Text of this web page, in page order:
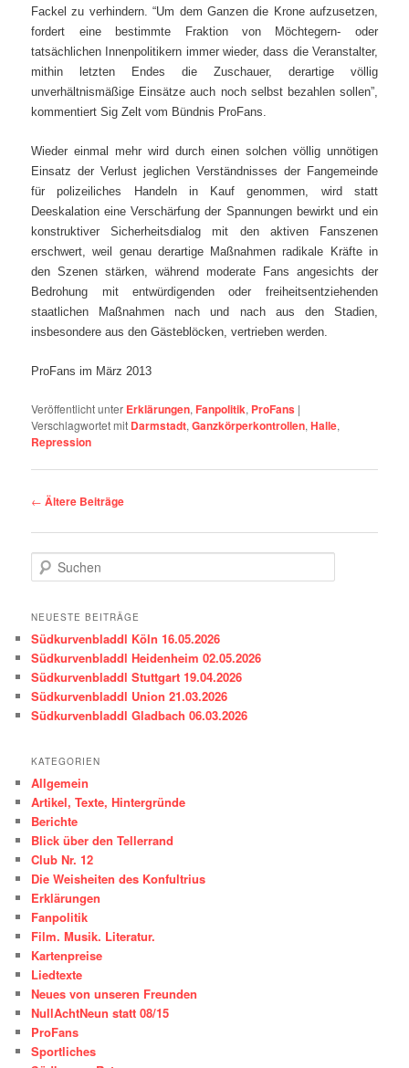
Fackel zu verhindern. “Um dem Ganzen die Krone aufzusetzen,
fordert eine bestimmte Fraktion von Möchtegern- oder
tatsächlichen Innenpolitikern immer wieder, dass die Veranstalter,
mithin letzten Endes die Zuschauer, derartige völlig
unverhältnismäßige Einsätze auch noch selbst bezahlen sollen”,
kommentiert Sig Zelt vom Bündnis ProFans.
Wieder einmal mehr wird durch einen solchen völlig unnötigen
Einsatz der Verlust jeglichen Verständnisses der Fangemeinde
für polizeiliches Handeln in Kauf genommen, wird statt
Deeskalation eine Verschärfung der Spannungen bewirkt und ein
konstruktiver Sicherheitsdialog mit den aktiven Fanszenen
erschwert, weil genau derartige Maßnahmen radikale Kräfte in
den Szenen stärken, während moderate Fans angesichts der
Bedrohung mit entwürdigenden oder freiheitsentziehenden
staatlichen Maßnahmen nach und nach aus den Stadien,
insbesondere aus den Gästeblöcken, vertrieben werden.
ProFans im März 2013
Veröffentlicht unter Erklärungen, Fanpolitik, ProFans |
Verschlagwortet mit Darmstadt,Ganzkörperkontrollen,Halle,
Repression
Beitragsnavigation
← Ältere Beiträge
u
h
n
NEUESTE BEITRÄGE
Südkurvenbladdl Köln 16.05.2026
Südkurvenbladdl Heidenheim 02.05.2026
Südkurvenbladdl Stuttgart 19.04.2026
Südkurvenbladdl Union 21.03.2026
Südkurvenbladdl Gladbach 06.03.2026
KATEGORIEN
Allgemein
Artikel, Texte, Hintergründe
Berichte
Blick über den Tellerrand
Club Nr. 12
Die Weisheiten des Konfultrius
Erklärungen
Fanpolitik
Film. Musik. Literatur.
Kartenpreise
Liedtexte
Neues von unseren Freunden
NullAchtNeun statt 08/15
ProFans
Sportliches